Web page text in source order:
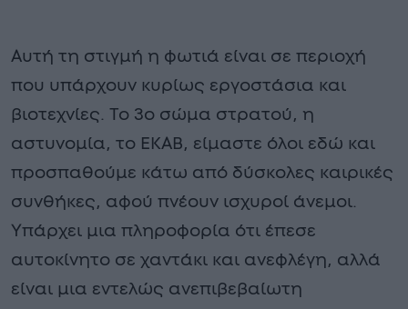
Αυτή τη στιγμή η φωτιά είναι σε περιοχή
που υπάρχουν κυρίως εργοστάσια και
βιοτεχνίες. Το 3ο σώμα στρατού, η
αστυνομία, το ΕΚΑΒ, είμαστε όλοι εδώ και
προσπαθούμε κάτω από δύσκολες καιρικές
συνθήκες, αφού πνέουν ισχυροί άνεμοι.
Υπάρχει μια πληροφορία ότι έπεσε
αυτοκίνητο σε χαντάκι και ανεφλέγη, αλλά
είναι μια εντελώς ανεπιβεβαίωτη